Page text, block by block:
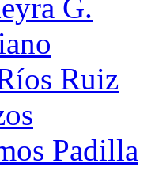
G.
Ruiz
Padilla